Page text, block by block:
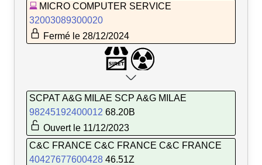
MICRO COMPUTER SERVICE
32003089300020
Fermé le 28/12/2024
SCPAT A&G MILAE SCP A&G MILAE
98245192400012 68.20B
Ouvert le 11/12/2023
C&C FRANCE C&C FRANCE C&C FRANCE
40427677600428 46.51Z